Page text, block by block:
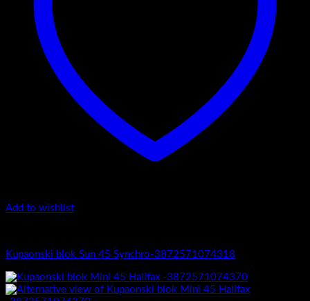
Add to wishlist
Kupaonski blok Sun 45 Synchro-3872571074318